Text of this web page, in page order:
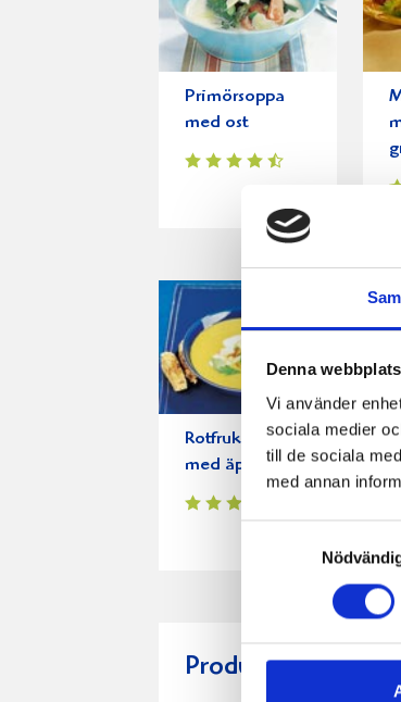
Denna
Vi använder
sociala medier
till de sociala
med annan
Primörsoppa
med ost
Rotfruktsoppa
med äppeltopp
Produkter i